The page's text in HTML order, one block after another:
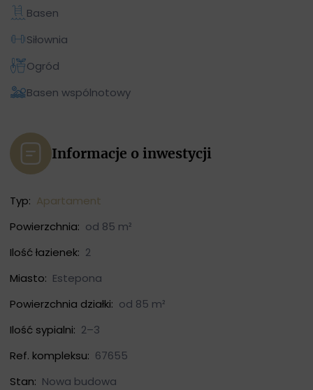
Basen
Siłownia
Ogród
Basen wspólnotowy
Informacje o inwestycji
Typ: Apartament
Powierzchnia: od 85 m²
Ilość łazienek: 2
Miasto: Estepona
Powierzchnia działki: od 85 m²
Ilość sypialni: 2–3
Ref. kompleksu: 67655
Stan: Nowa budowa